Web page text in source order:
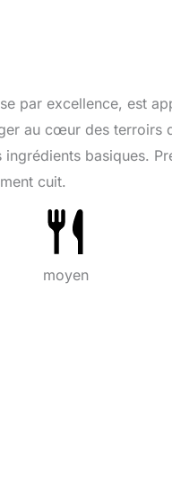
par excellence, est
au cœur des terroirs
basiques.
cuit.
moyen